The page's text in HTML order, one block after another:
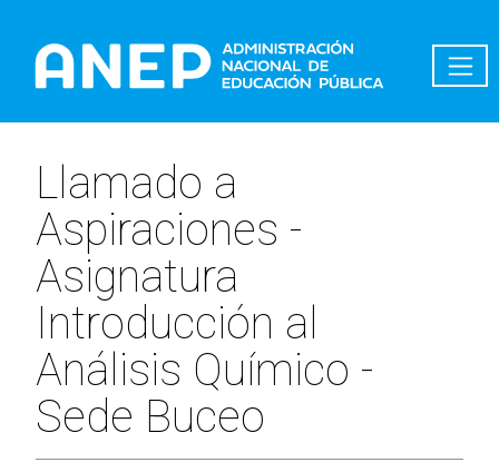
Llamado a
Aspiraciones -
Asignatura
Introducción al
Análisis Químico -
Sede Buceo